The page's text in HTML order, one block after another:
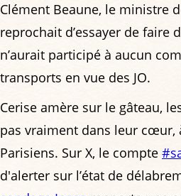
Clément Beaune, le ministre
reprochait d’essayer de faire
n’aurait participé à aucun
transports en vue des JO.
Cerise amère sur le gâteau,
pas vraiment dans leur cœur,
Parisiens. Sur X, le compte
d'alerter sur l’état de